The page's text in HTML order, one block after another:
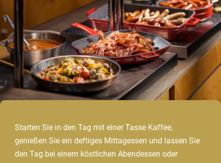
Starten Sie in den Tag mit einer Tasse Kaffee,
genießen Sie ein deftiges Mittagessen und lassen Sie
den Tag bei einem köstlichen Abendessen oder